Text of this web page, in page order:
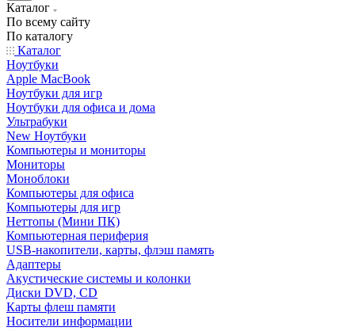
Каталог
По всему сайту
По каталогу
Каталог
Ноутбуки
Apple MacBook
Ноутбуки для игр
Ноутбуки для офиса и дома
Ультрабуки
New Ноутбуки
Компьютеры и мониторы
Мониторы
Моноблоки
Компьютеры для офиса
Компьютеры для игр
Неттопы (Мини ПК)
Компьютерная периферия
USB-накопители, карты, флэш память
Адаптеры
Акустические системы и колонки
Диски DVD, CD
Карты флеш памяти
Носители информации